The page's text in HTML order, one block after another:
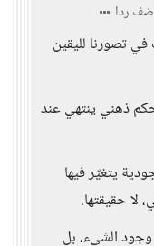
ردا
تصورنا لليقين
ذهني ينتهي عند
يتغيّر فيها
لا حقيقتها.
وجود الشيء، بل